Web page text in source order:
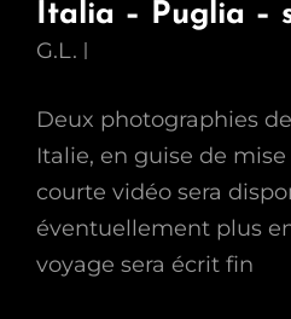
Italia – Puglia –
G.L.
Deux photographies
Italie, en guise de
courte vidéo sera
éventuellement plus
voyage sera écrit fin